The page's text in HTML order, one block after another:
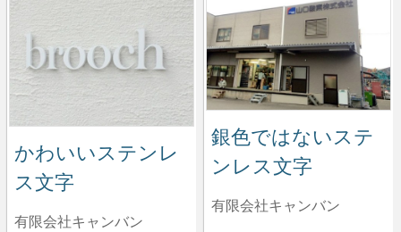
銀色ではないステ
ンレス文字
有限会社キャンバン
かわいいステンレ
ス文字
有限会社キャンバン